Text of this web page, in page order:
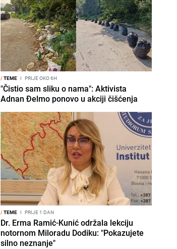
/TEME I PRIJE OKO 6H
"Čistio sam sliku o nama": Aktivista
Adnan Đelmo ponovo u akciji čišćenja
/TEME I PRIJE 1 DAN
Dr. Erma Ramić-Kunić održala lekciju
notornom Miloradu Dodiku: "Pokazujete
silno neznanje"